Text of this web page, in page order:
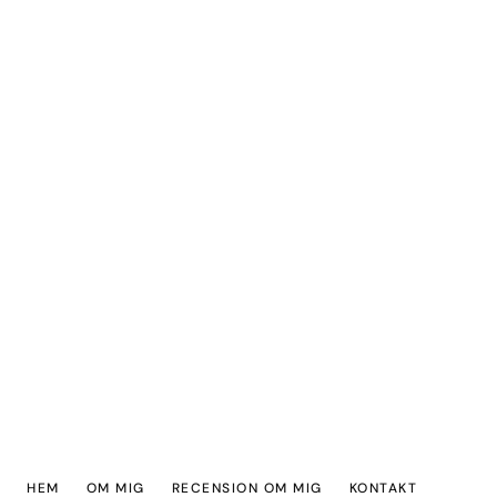
HEM OM MIG RECENSION OM MIG KONTAKT